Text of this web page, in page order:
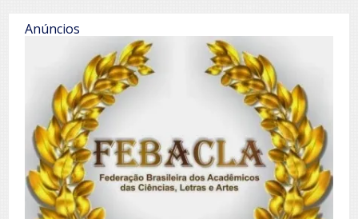
Anúncios